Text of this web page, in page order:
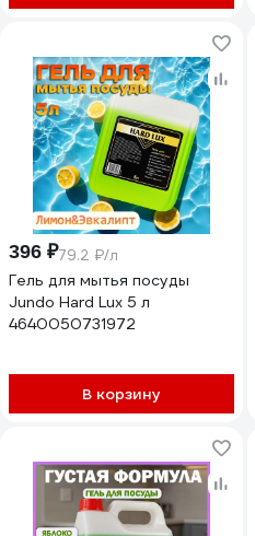
396 ₽79.2 ₽/л
Гель для мытья посуды
Jundo Hard Lux 5 л
4640050731972
В корзину